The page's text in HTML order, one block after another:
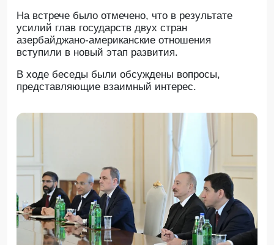
На встрече было отмечено, что в результате
усилий глав государств двух стран
азербайджано-американские отношения
вступили в новый этап развития.
В ходе беседы были обсуждены вопросы,
представляющие взаимный интерес.